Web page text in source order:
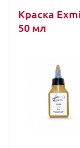
Краска
50 мл